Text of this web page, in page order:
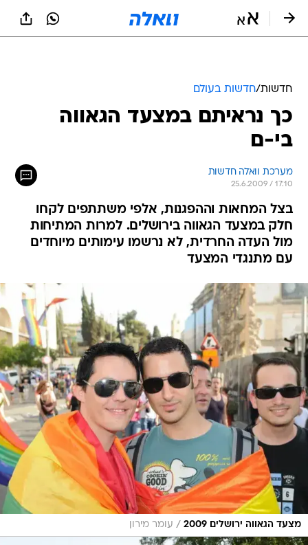
חדשות/חדשות בעולם
כך נראיתם במצעד הגאווה
בי-ם
מערכת וואלה חדשות
25.6.2009 / 17:10
בצל המחאות וההפגנות, אלפי משתתפים לקחו
חלק במצעד הגאווה בירושלים. למרות המתיחות
מול העדה החרדית, לא נרשמו עימותים מיוחדים
עם מתנגדי המצעד
מצעד הגאווה ירושלים 2009 / עומר מירון